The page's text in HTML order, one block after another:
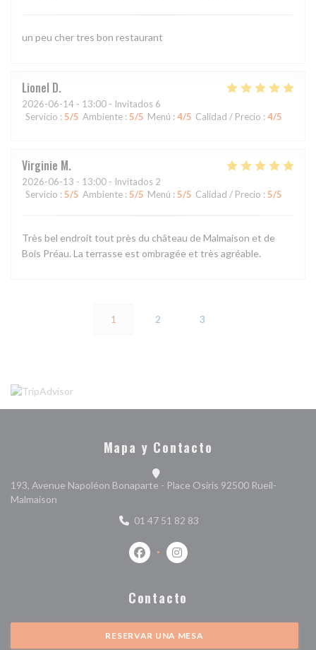
un peu cher tres bon restaurant
Lionel D
2026-06-14 - 13:00 - Invitados 6
Servicio : 5/5 Ambiente : 5/5 Menú : 4/5 Calidad / Precio : 4/5
Virginie M
2026-06-13 - 13:00 - Invitados 2
Servicio : 5/5 Ambiente : 5/5 Menú : 5/5 Calidad / Precio : 5/5
Très bel endroit tout près du château de Malmaison et de
Bois Préau. La terrasse est ombragée et très agréable.
1 2 3
Mapa y Contacto
193, Avenue Napoléon Bonaparte - Place Osiris 92500 Rueil-
Malmaison
01 47 51 82 83
Facebook ((abre en una nueva
Instagram ((abre en una
Contacto
RESERVAR UNA MESA